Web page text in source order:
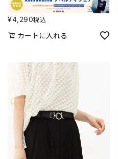
¥4,290税込
カートに入れる